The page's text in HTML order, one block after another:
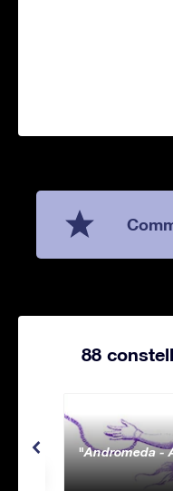
88
Andromeda -